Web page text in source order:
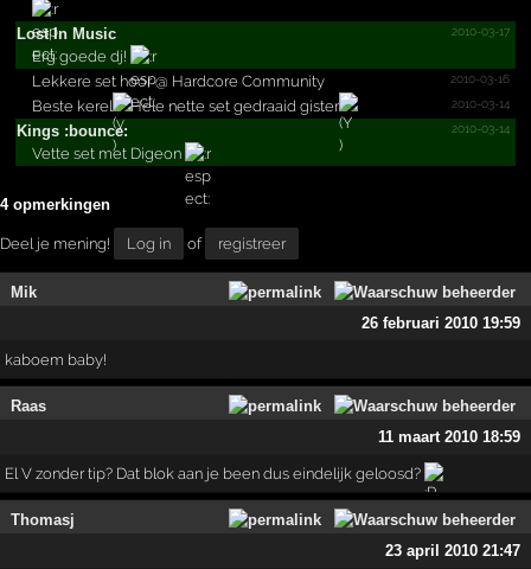
Lost In Music 2010-03-17
Erg goede dj!
2010-03-16
Lekkere set hoor @ Hardcore Community
2010-03-14
Beste kerel
Hele nette set gedraaid gister
Kings :bounce:
2010-03-14
Vette set met Digeon
4 opmerkingen
Deel je mening! Log in of registreer
Mik
26 februari 2010 19:59
kaboem baby!
Raas
11 maart 2010 18:59
El V zonder tip? Dat blok aan je been dus eindelijk geloosd?
Thomasj
23 april 2010 21:47